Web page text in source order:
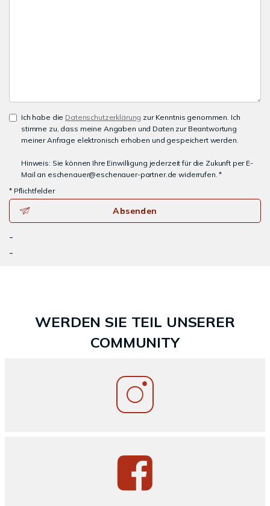
Ich habe die Datenschutzerklärung zur Kenntnis genommen. Ich
stimme zu, dass meine Angaben und Daten zur Beantwortung
meiner Anfrage elektronisch erhoben und gespeichert werden.
Hinweis: Sie können Ihre Einwilligung jederzeit für die Zukunft per E-
Mail an eschenauer@eschenauer-partner.de widerrufen. *
* Pflichtfelder
Absenden
-
-
WERDEN SIE TEIL UNSERER
COMMUNITY